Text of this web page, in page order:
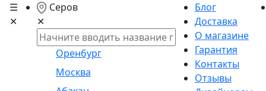
☰
✕
Серов
✕
Оренбург
Москва
Блог
Доставка
О магазине
Гарантия
Контакты
Отзывы